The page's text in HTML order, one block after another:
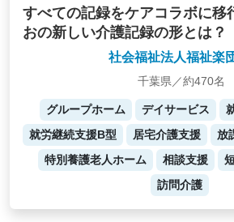
すべての記録をケアコラボに移
おの新しい介護記録の形とは？
社会福祉法人福祉楽
千葉県／約470名
グループホーム デイサービス
就労継続支援B型
居宅介護支援
放
特別養護老人ホーム
相談支援
訪問介護